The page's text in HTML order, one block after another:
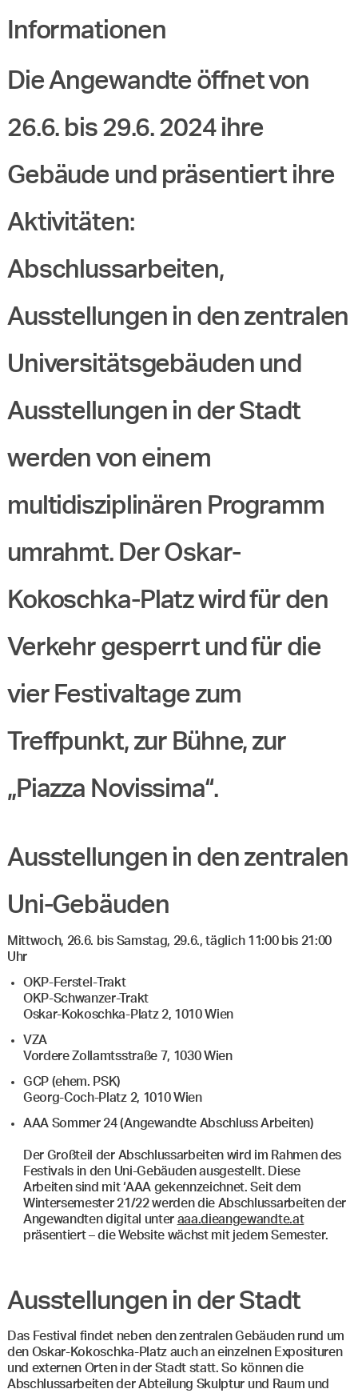
Informationen
Die Angewandte öffnet von
26.6. bis 29.6. 2024 ihre
Gebäude und präsentiert ihre
Aktivitäten:
Abschlussarbeiten,
Ausstellungen in den zentralen
Universitätsgebäuden und
Ausstellungen in der Stadt
werden von einem
multidisziplinären Programm
umrahmt. Der Oskar-
Kokoschka-Platz wird für den
Verkehr gesperrt und für die
vier Festivaltage zum
Treffpunkt, zur Bühne, zur
„Piazza Novissima“.
Ausstellungen in den zentralen
Uni-Gebäuden
Mittwoch, 26.6. bis Samstag, 29.6., täglich 11:00 bis 21:00
Uhr
OKP-Ferstel-Trakt
OKP-Schwanzer-Trakt
Oskar-Kokoschka-Platz 2, 1010 Wien
VZA
Vordere Zollamtsstraße 7, 1030 Wien
GCP (ehem. PSK)
Georg-Coch-Platz 2, 1010 Wien
AAA Sommer 24 (Angewandte Abschluss Arbeiten)
Der Großteil der Abschlussarbeiten wird im Rahmen des
Festivals in den Uni-Gebäuden ausgestellt. Diese
Arbeiten sind mit ‘AAA gekennzeichnet. Seit dem
Wintersemester 21/22 werden die Abschlussarbeiten der
Angewandten digital unter aaa.dieangewandte.at
präsentiert – die Website wächst mit jedem Semester.
Ausstellungen in der Stadt
Das Festival findet neben den zentralen Gebäuden rund um
den Oskar-Kokoschka-Platz auch an einzelnen Exposituren
und externen Orten in der Stadt statt. So können die
Abschlussarbeiten der Abteilung Skulptur und Raum und